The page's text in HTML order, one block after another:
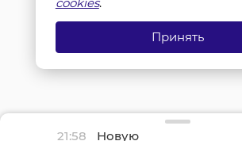
21:58 Новую
Принять